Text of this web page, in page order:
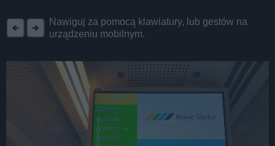
Nawiguj za pomocą klawiatury, lub gestów na
urządzeniu mobilnym.